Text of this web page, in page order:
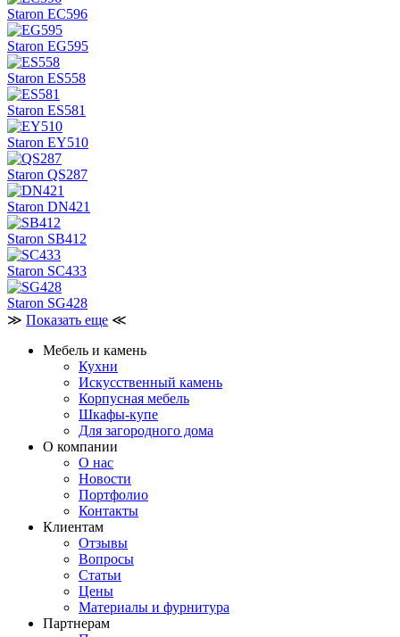
Staron EC596
Staron EG595
Staron ES558
Staron ES581
Staron EY510
Staron QS287
Staron DN421
Staron SB412
Staron SC433
Staron SG428
≫ Показать еще ≪
Мебель и камень
Кухни
Искусственный камень
Корпусная мебель
Шкафы-купе
Для загородного дома
О компании
О нас
Новости
Портфолио
Контакты
Клиентам
Отзывы
Вопросы
Статьи
Цены
Материалы и фурнитура
Партнерам